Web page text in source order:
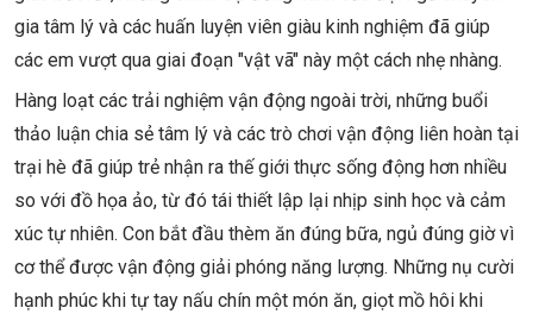
gia tâm lý và các huấn luyện viên giàu kinh nghiệm đã giúp
các em vượt qua giai đoạn "vật vã" này một cách nhẹ nhàng.
Hàng loạt các trải nghiệm vận động ngoài trời, những buổi
thảo luận chia sẻ tâm lý và các trò chơi vận động liên hoàn tại
trại hè đã giúp trẻ nhận ra thế giới thực sống động hơn nhiều
so với đồ họa ảo, từ đó tái thiết lập lại nhịp sinh học và cảm
xúc tự nhiên. Con bắt đầu thèm ăn đúng bữa, ngủ đúng giờ vì
cơ thể được vận động giải phóng năng lượng. Những nụ cười
hạnh phúc khi tự tay nấu chín một món ăn, giọt mồ hôi khi